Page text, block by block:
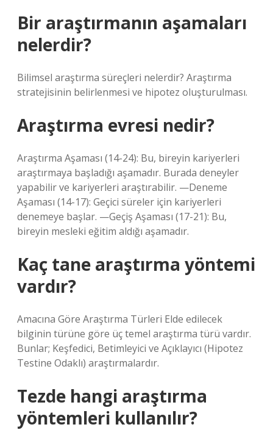
Bir araştırmanın aşamaları
nelerdir?
Bilimsel araştırma süreçleri nelerdir? Araştırma
stratejisinin belirlenmesi ve hipotez oluşturulması.
Araştırma evresi nedir?
Araştırma Aşaması (14-24): Bu, bireyin kariyerleri
araştırmaya başladığı aşamadır. Burada deneyler
yapabilir ve kariyerleri araştırabilir. —Deneme
Aşaması (14-17): Geçici süreler için kariyerleri
denemeye başlar. —Geçiş Aşaması (17-21): Bu,
bireyin mesleki eğitim aldığı aşamadır.
Kaç tane araştırma yöntemi
vardır?
Amacına Göre Araştırma Türleri Elde edilecek
bilginin türüne göre üç temel araştırma türü vardır.
Bunlar; Keşfedici, Betimleyici ve Açıklayıcı (Hipotez
Testine Odaklı) araştırmalardır.
Tezde hangi araştırma
yöntemleri kullanılır?